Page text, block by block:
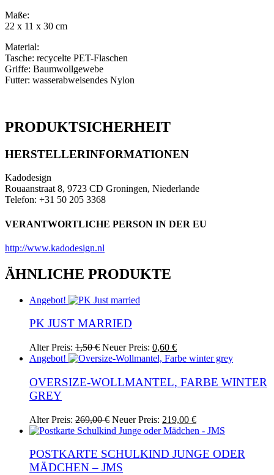
Maße:
22 x 11 x 30 cm
Material:
Tasche: recycelte PET-Flaschen
Griffe: Baumwollgewebe
Futter: wasserabweisendes Nylon
PRODUKTSICHERHEIT
HERSTELLERINFORMATIONEN
Kadodesign
Rouaanstraat 8, 9723 CD Groningen, Niederlande
Telefon: +31 50 205 3368
VERANTWORTLICHE PERSON IN DER EU
http://www.kadodesign.nl
ÄHNLICHE PRODUKTE
Angebot!
PK JUST MARRIED
Alter Preis: 1,50€ Ursprünglicher
Preis
1,50 €
Neuer Preis: 0,60 €Aktueller
Preis
0,60 €.
Angebot!
OVERSIZE-WOLLMANTEL, FARBE WINTER
GREY
Alter Preis: 269,00€ Ursprünglicher
Preis
269,00 €
Neuer Preis: 219,00 €Aktueller
Preis
219,00 €.
Dieses
Produkt
mehrere
POSTKARTE SCHULKIND JUNGE ODER
MÄDCHEN – JMS